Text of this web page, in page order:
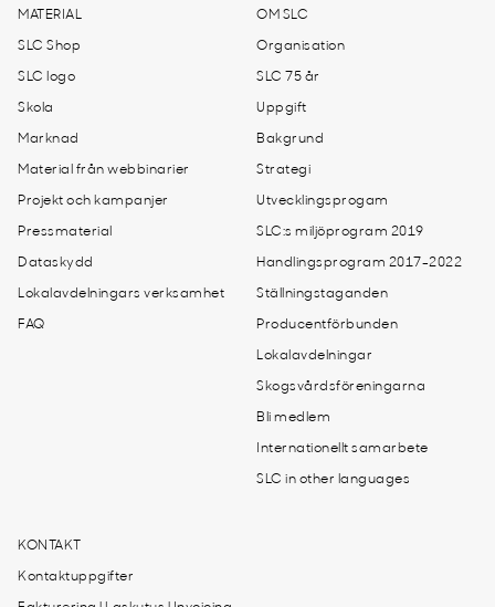
MATERIAL
SLC Shop
SLC logo
Skola
Marknad
Material från webbinarier
Projekt och kampanjer
Pressmaterial
Dataskydd
Lokalavdelningars verksamhet
FAQ
OM SLC
Organisation
SLC 75 år
Uppgift
Bakgrund
Strategi
Utvecklingsprogam
SLC:s miljöprogram 2019
Handlingsprogram 2017-2022
Ställningstaganden
Producentförbunden
Lokalavdelningar
Skogsvårdsföreningarna
Bli medlem
Internationellt samarbete
SLC in other languages
KONTAKT
Kontaktuppgifter